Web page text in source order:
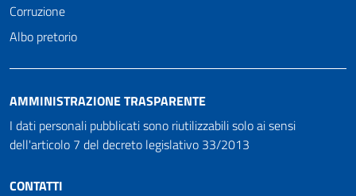
Corruzione
Albo pretorio
AMMINISTRAZIONE TRASPARENTE
I dati personali pubblicati sono riutilizzabili solo ai sensi
dell'articolo 7 del decreto legislativo 33/2013
CONTATTI